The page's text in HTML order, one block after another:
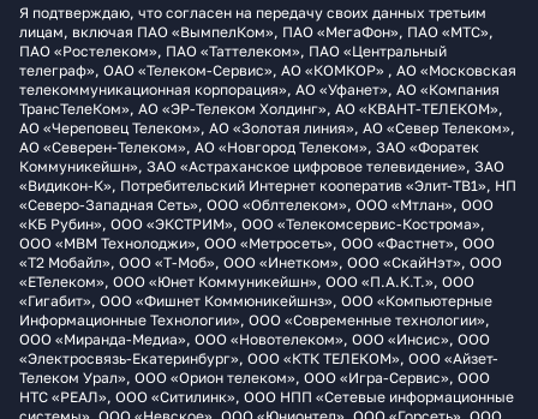
Я подтверждаю, что согласен на передачу своих данных третьим
лицам, включая ПАО «ВымпелКом», ПАО «МегаФон», ПАО «МТС»,
ПАО «Ростелеком», ПАО «Таттелеком», ПАО «Центральный
телеграф», ОАО «Телеком-Сервис», АО «КОМКОР» , АО «Московская
телекоммуникационная корпорация», АО «Уфанет», АО «Компания
ТрансТелеКом», АО «ЭР-Телеком Холдинг», АО «КВАНТ-ТЕЛЕКОМ»,
АО «Череповец Телеком», АО «Золотая линия», АО «Север Телеком»,
АО «Северен-Телеком», АО «Новгород Телеком», ЗАО «Форатек
Коммуникейшн», ЗАО «Астраханское цифровое телевидение», ЗАО
«Видикон-К», Потребительский Интернет кооператив «Элит-ТВ1», НП
«Северо-Западная Сеть», ООО «Облтелеком», ООО «Мтлан», ООО
«КБ Рубин», ООО «ЭКСТРИМ», ООО «Телекомсервис-Кострома»,
ООО «МВМ Технолоджи», ООО «Метросеть», ООО «Фастнет», ООО
«Т2 Мобайл», ООО «Т‑Моб», ООО «Инетком», ООО «СкайНэт», ООО
«ЕТелеком», ООО «Юнет Коммуникейшн», ООО «П.А.К.Т.», ООО
«Гигабит», ООО «Фишнет Коммюникейшнз», ООО «Компьютерные
Информационные Технологии», ООО «Современные технологии»,
ООО «Миранда-Медиа», ООО «Новотелеком», ООО «Инсис», ООО
«Электросвязь-Екатеринбург», ООО «КТК ТЕЛЕКОМ», ООО «Айзет-
Телеком Урал», ООО «Орион телеком», ООО «Игра-Сервис», ООО
НТС «РЕАЛ», ООО «Ситилинк», ООО НПП «Сетевые информационные